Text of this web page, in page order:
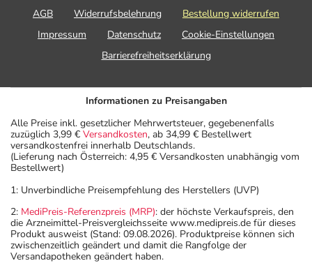
AGB Widerrufsbelehrung
Bestellung widerrufen
Impressum
Datenschutz
Cookie-Einstellungen
Barrierefreiheitserklärung
Informationen zu Preisangaben
Alle Preise inkl. gesetzlicher Mehrwertsteuer, gegebenenfalls
zuzüglich 3,99 € Versandkosten, ab 34,99 € Bestellwert
versandkostenfrei innerhalb Deutschlands.
(Lieferung nach Österreich: 4,95 € Versandkosten unabhängig vom
Bestellwert)
1: Unverbindliche Preisempfehlung des Herstellers (UVP)
2: MediPreis-Referenzpreis (MRP): der höchste Verkaufspreis, den
die Arzneimittel-Preisvergleichsseite www.medipreis.de für dieses
Produkt ausweist (Stand: 09.08.2026). Produktpreise können sich
zwischenzeitlich geändert und damit die Rangfolge der
Versandapotheken geändert haben.